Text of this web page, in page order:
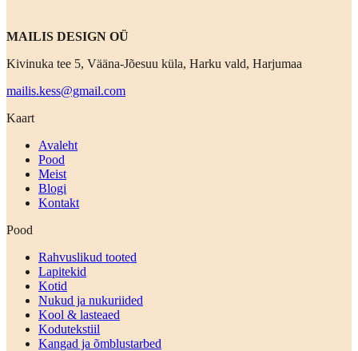
MAILIS DESIGN OÜ
Kivinuka tee 5, Vääna-Jõesuu küla, Harku vald, Harjumaa
mailis.kess@gmail.com
Kaart
Avaleht
Pood
Meist
Blogi
Kontakt
Pood
Rahvuslikud tooted
Lapitekid
Kotid
Nukud ja nukuriided
Kool & lasteaed
Kodutekstiil
Kangad ja õmblustarbed